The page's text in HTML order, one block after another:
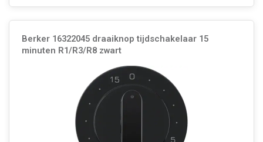
Berker 16322045 draaiknop tijdschakelaar 15
minuten R1/R3/R8 zwart